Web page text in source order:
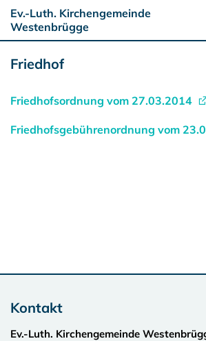
Ev.-Luth. Kirchengemeinde
Westenbrügge
Friedhof
Friedhofsordnung vom 27.03.2014
Friedhofsgebührenordnung vom
Kontakt
Ev.-Luth. Kirchengemeinde